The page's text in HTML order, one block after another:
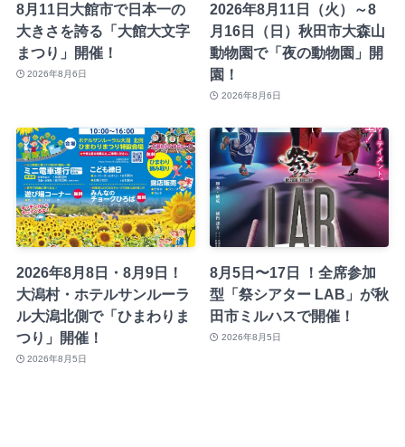
8月11日大館市で日本一の
大きさを誇る「大館大文字
まつり」開催！
2026年8月6日
2026年8月11日（火）～8
月16日（日）秋田市大森山
動物園で「夜の動物園」開
園！
2026年8月6日
2026年8月8日・8月9日！
大潟村・ホテルサンルーラ
ル大潟北側で「ひまわりま
つり」開催！
2026年8月5日
8月5日〜17日 ！全席参加
型「祭シアター LAB」が秋
田市ミルハスで開催！
2026年8月5日